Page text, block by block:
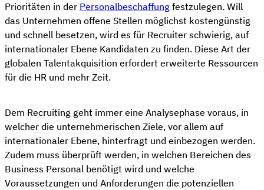
Prioritäten in der Personalbeschaffung festzulegen. Will
das Unternehmen offene Stellen möglichst kostengünstig
und schnell besetzen, wird es für Recruiter schwierig, auf
internationaler Ebene Kandidaten zu finden. Diese Art der
globalen Talentakquisition erfordert erweiterte Ressourcen
für die HR und mehr Zeit.
Dem Recruiting geht immer eine Analysephase voraus, in
welcher die unternehmerischen Ziele, vor allem auf
internationaler Ebene, hinterfragt und einbezogen werden.
Zudem muss überprüft werden, in welchen Bereichen des
Business Personal benötigt wird und welche
Voraussetzungen und Anforderungen die potenziellen